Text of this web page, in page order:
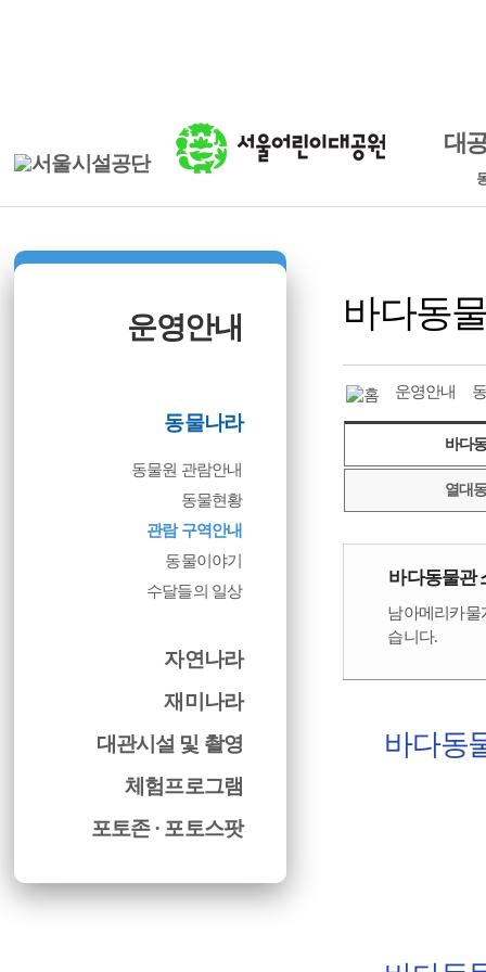
대
운영안내
동물나라
동물원 관람안내
동물현황
관람 구역안내
동물이야기
수달들의 일상
자연나라
재미나라
대관시설 및 촬영
체험프로그램
포토존 · 포토스팟
바다동
운영안내
바다
열대
바다동물관
남아메리카물
습니다.
바다동